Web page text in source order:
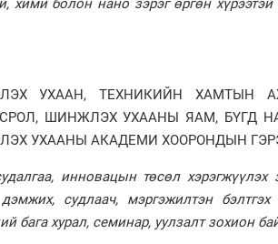
хими болон нано зэрэг өргөн
УХААН, ТЕХНИКИЙН ХАМТЫН
ШИНЖЛЭХ УХААНЫ ЯАМ, БҮГД
УХААНЫ АКАДЕМИ ХООРОНДЫН
инновацын төсөл
дэмжих, судлаач, мэргэжилтэн
бага хурал, семинар, уулзалт зохион